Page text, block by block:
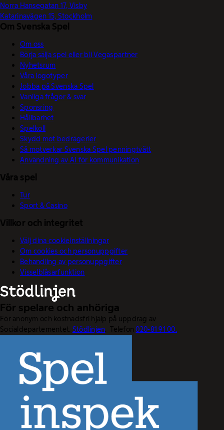
Norra Hansegatan 17, Visby
Katarinavägen 15, Stockholm
Om Svenska Spel
Om oss
Börja sälja spel eller bli Vegaspartner
Nyhetsrum
Våra logotyper
Jobba på Svenska Spel
Vanliga frågor & svar
Sponsring
Hållbarhet
Spelkoll
Skydd mot bedrägerier
Så motverkar Svenska Spel penningtvätt
Användning av AI för kommunikation
Våra spel
Tur
Sport & Casino
Villkor och integritet
Välj dina cookieinställningar
Om cookies och personuppgifter
Behandling av personuppgifter
Visselblåsarfunktion
För spelare och anhöriga
För anonym och kostnadsfri hjälp på uppdrag av
Socialdepartementet. Stödlinjen . Telefon020-81 91 00.